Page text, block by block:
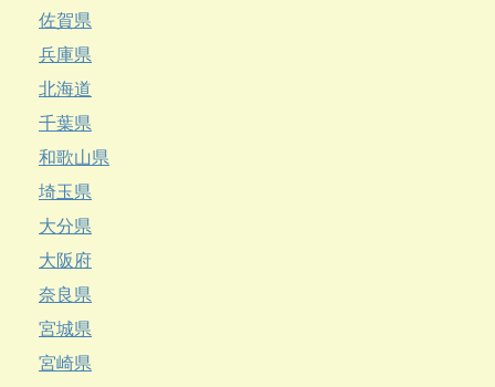
佐賀県
兵庫県
北海道
千葉県
和歌山県
埼玉県
大分県
大阪府
奈良県
宮城県
宮崎県